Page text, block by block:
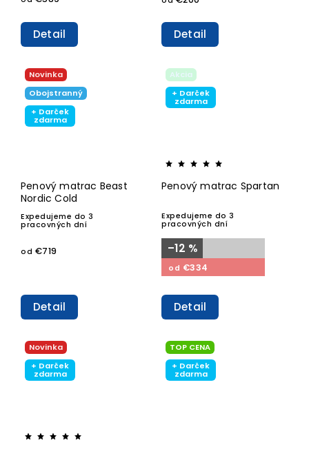
Detail Detail
Novinka
Obojstranný
+ Darček
zdarma
Penový matrac Beast
Nordic Cold
Expedujeme do 3
pracovných dní
od €719
Detail
Akcia
+ Darček
zdarma
Penový matrac Spartan
Expedujeme do 3
pracovných dní
–12 %
od €334
Detail
Novinka
+ Darček
zdarma
TOP CENA
+ Darček
zdarma